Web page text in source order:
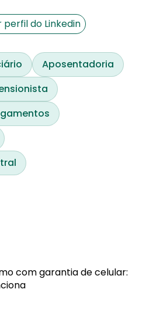
perfil do Linkedin
Aposentadoria
com garantia de celular: